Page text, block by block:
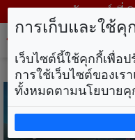
วันเสาร์ ที่
การเก็บและใช้คุ
เว็บไซต์นี้ใช้คุกกี้เพื่อ
การใช้เว็บไซต์ของเ
ทั้งหมดตามนโยบายคุ